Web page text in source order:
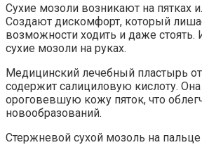
Сухие мозоли возникают на пятках
Создают дискомфорт, который
возможности ходить и даже стоять.
сухие мозоли на руках.
Медицинский лечебный пластырь
содержит салициловую кислоту. Она
ороговевшую кожу пяток, что
новообразований.
Стержневой сухой мозоль на